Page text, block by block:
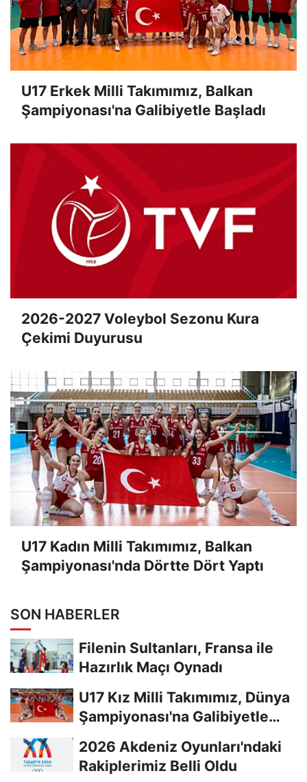
U17 Erkek Milli Takımımız, Balkan
Şampiyonası'na Galibiyetle Başladı
2026-2027 Voleybol Sezonu Kura
Çekimi Duyurusu
U17 Kadın Milli Takımımız, Balkan
Şampiyonası'nda Dörtte Dört Yaptı
SON HABERLER
Filenin Sultanları, Fransa ile
Hazırlık Maçı Oynadı
U17 Kız Milli Takımımız, Dünya
Şampiyonası'na Galibiyetle
2026 Akdeniz Oyunları'ndaki
Rakiplerimiz Belli Oldu